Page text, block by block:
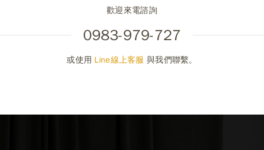
歡迎來電諮詢
0983-979-727
或使用 Line線上客服 與我們聯繫。